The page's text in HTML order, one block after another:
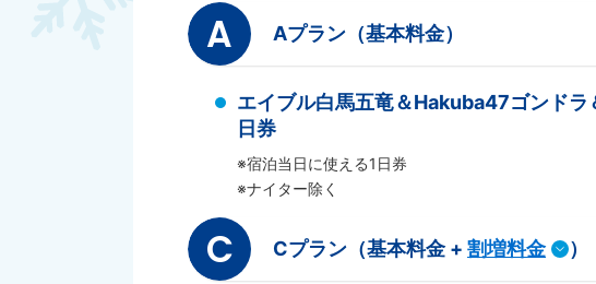
A Aプラン（基本料金）
エイブル白馬五竜＆Hakuba47ゴンドラ
日券
※宿泊当日に使える1日券
※ナイター除く
C Cプラン（基本料金 + 割増料金 ）